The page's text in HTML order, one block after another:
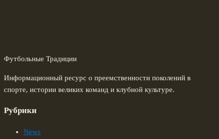
Футбольные Традиции
Информационный ресурс о преемственности поколений в
спорте, истории великих команд и клубной культуре.
Рубрики
News